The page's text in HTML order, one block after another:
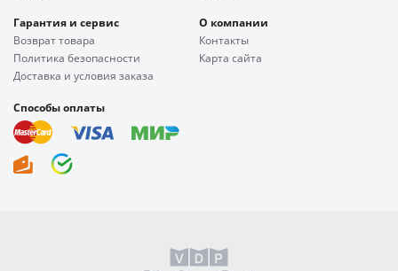
Гарантия и сервис
Возврат товара
Политика безопасности
Доставка и условия заказа
О компании
Контакты
Карта сайта
Способы оплаты